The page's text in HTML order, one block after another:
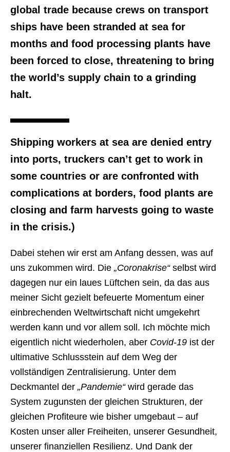
global trade because crews on transport
ships have been stranded at sea for
months and food processing plants have
been forced to close, threatening to bring
the world’s supply chain to a grinding
halt.
Shipping workers at sea are denied entry
into ports, truckers can’t get to work in
some countries or are confronted with
complications at borders, food plants are
closing and farm harvests going to waste
in the crisis.)
Dabei stehen wir erst am Anfang dessen, was auf
uns zukommen wird. Die „Coronakrise“selbst wird
dagegen nur ein laues Lüftchen sein, da das aus
meiner Sicht gezielt befeuerte Momentum einer
einbrechenden Weltwirtschaft nicht umgekehrt
werden kann und vor allem soll. Ich möchte mich
eigentlich nicht wiederholen, aber Covid-19 ist der
ultimative Schlussstein auf dem Weg der
vollständigen Zentralisierung. Unter dem
Deckmantel der „Pandemie“wird gerade das
System zugunsten der gleichen Strukturen, der
gleichen Profiteure wie bisher umgebaut – auf
Kosten unser aller Freiheiten, unserer Gesundheit,
unserer finanziellen Resilienz. Und Dank der